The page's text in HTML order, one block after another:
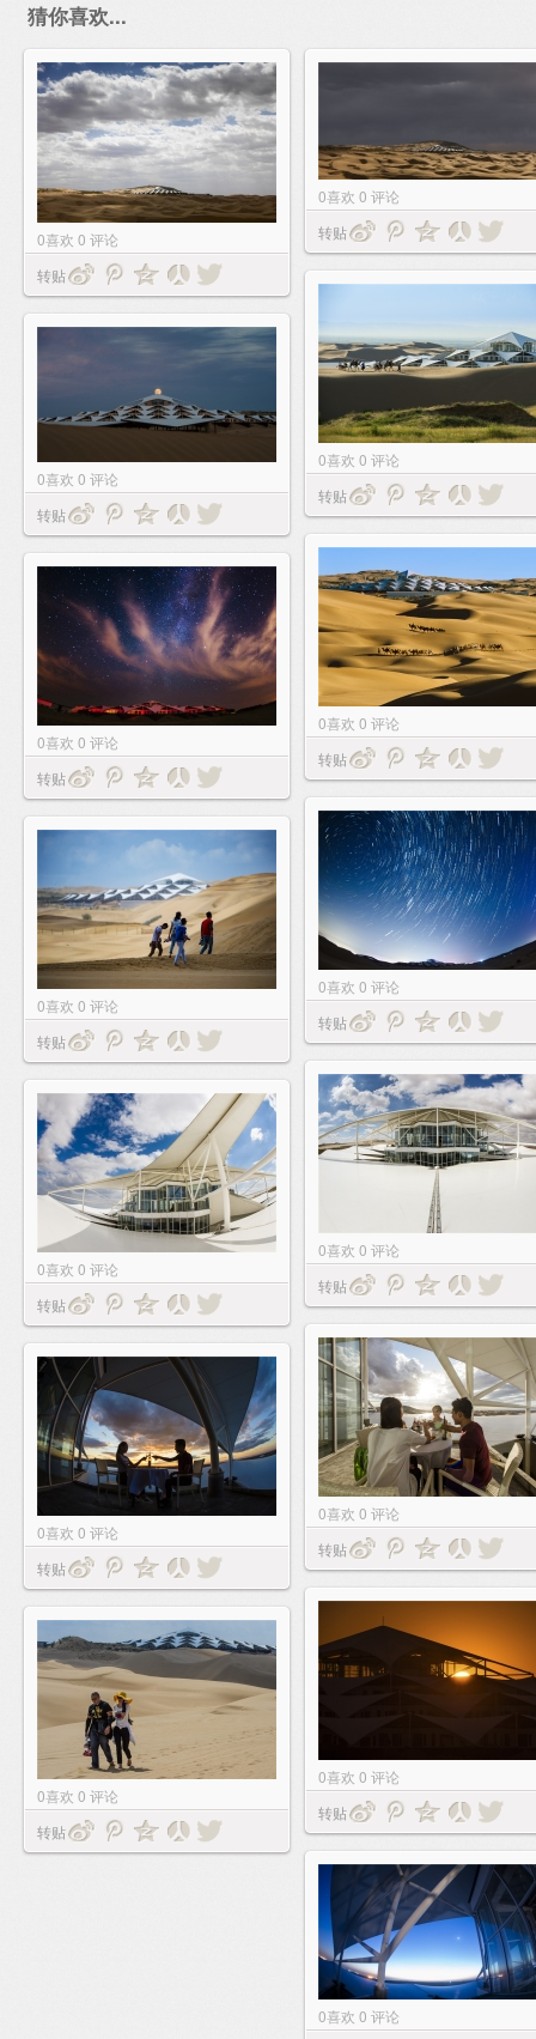
猜你喜欢...
0喜欢 0 评论
转贴
0喜欢 0 评论
转贴
0喜欢 0 评论
转贴
0喜欢 0 评论
转贴
0喜欢 0 评论
转贴
0喜欢 0 评论
转贴
0喜欢 0 评论
转贴
0喜欢 0 评论
转贴
0喜欢 0 评论
转贴
0喜欢 0 评论
转贴
0喜欢 0 评论
转贴
0喜欢 0 评论
转贴
0喜欢 0 评论
转贴
0喜欢 0 评论
转贴
0喜欢 0 评论